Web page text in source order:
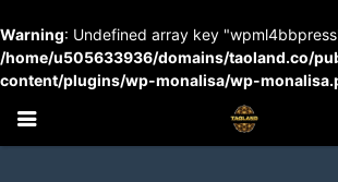
Warning: Undefined array key
/home/u505633936/domains/taoland.co/
content/plugins/wp-monalisa/wp-